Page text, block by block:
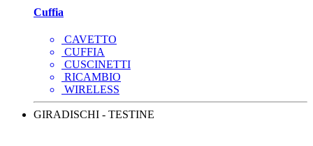
Cuffia
CAVETTO
CUFFIA
CUSCINETTI
RICAMBIO
WIRELESS
GIRADISCHI - TESTINE